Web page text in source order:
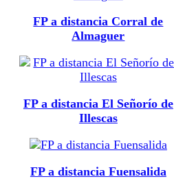
FP a distancia Corral de
Almaguer
FP a distancia El Señorío de
Illescas
FP a distancia Fuensalida